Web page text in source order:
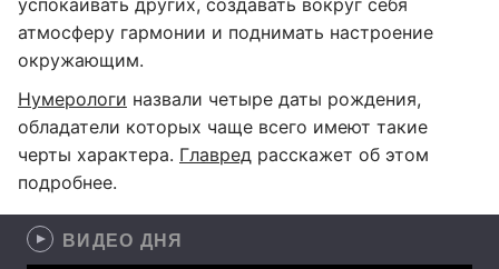
успокаивать других, создавать вокруг себя
атмосферу гармонии и поднимать настроение
окружающим.
Нумерологи назвали четыре даты рождения,
обладатели которых чаще всего имеют такие
черты характера. Главред расскажет об этом
подробнее.
ВИДЕО ДНЯ